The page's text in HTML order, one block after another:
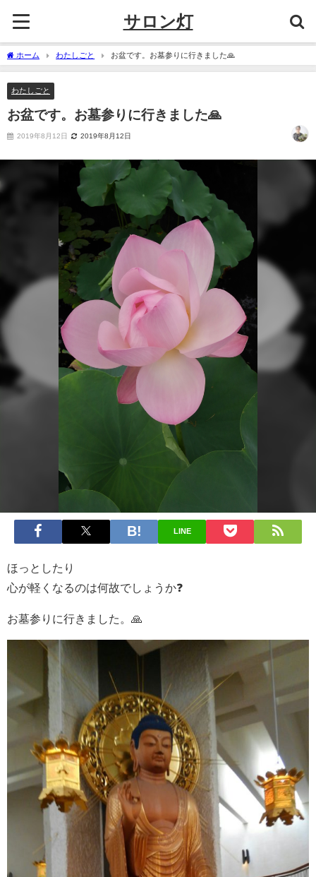
サロン灯
ホーム わたしごと お盆です。お墓参りに行きました🙏
わたしごと
お盆です。お墓参りに行きました🙏
2019年8月12日 2019年8月12日
LINE
ほっとしたり
心が軽くなるのは何故でしょうか❓
お墓参りに行きました。🙏